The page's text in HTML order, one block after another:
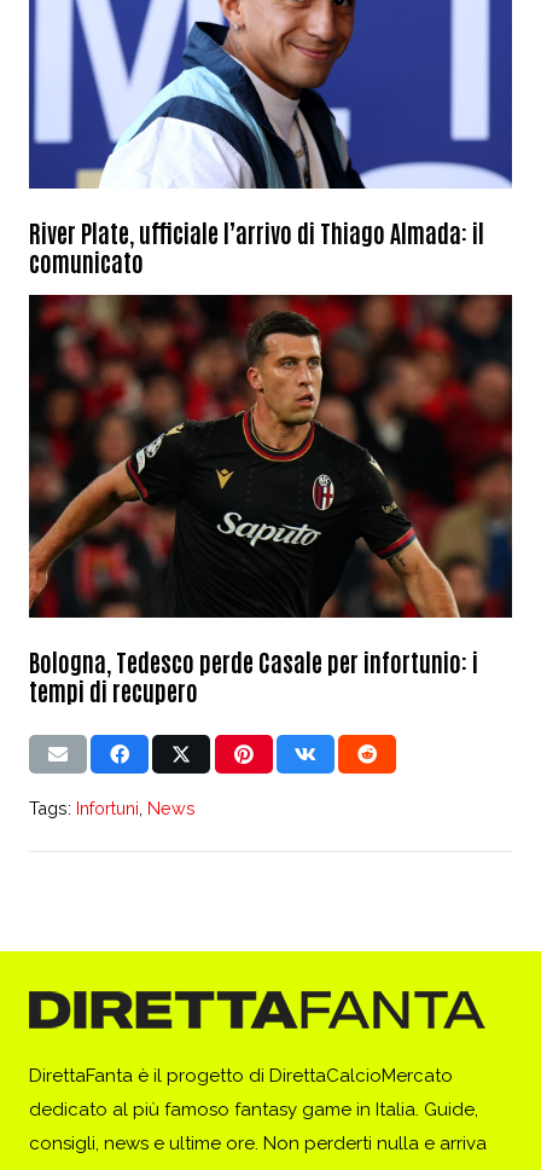
River Plate, ufficiale l’arrivo di Thiago Almada: il
comunicato
Bologna, Tedesco perde Casale per infortunio: i
tempi di recupero
Tags: Infortuni News
DirettaFanta è il progetto di DirettaCalcioMercato
dedicato al più famoso fantasy game in Italia. Guide,
consigli, news e ultime ore. Non perderti nulla e arriva